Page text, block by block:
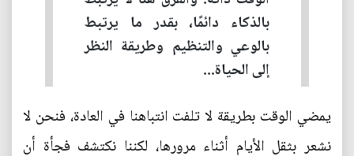
بالذكاء دائمًا، بقدر ما يرتبط
بالوعي والتنظيم وطريقة النظر
إلى الحياة...
يمضي الوقت بطريقة لا تلفت انتباهنا في العادة، فنحن لا
نشعر بثقل الأيام أثناء مرورها، لكننا نكتشف فجأة أن